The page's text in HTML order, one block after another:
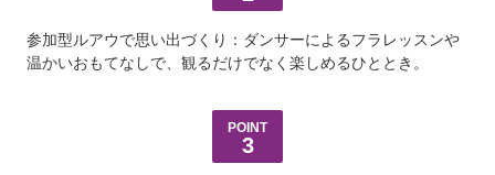
参加型ルアウで思い出づくり：ダンサーによるフラレッスンや
温かいおもてなしで、観るだけでなく楽しめるひととき。
POINT
3